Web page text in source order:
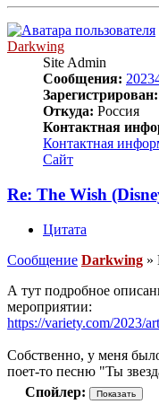
Darkwing
Site Admin
Сообщения:
Зарегистрирован:
Откуда: Россия
Контактная
Контактная
Сайт
Re: The Wish
Цитата
Сообщение Darkwing »
А тут подробное
мероприятии:
https://variety.com/2023/
Собственно, у меня
поет-то песню "Ты
Спойлер: